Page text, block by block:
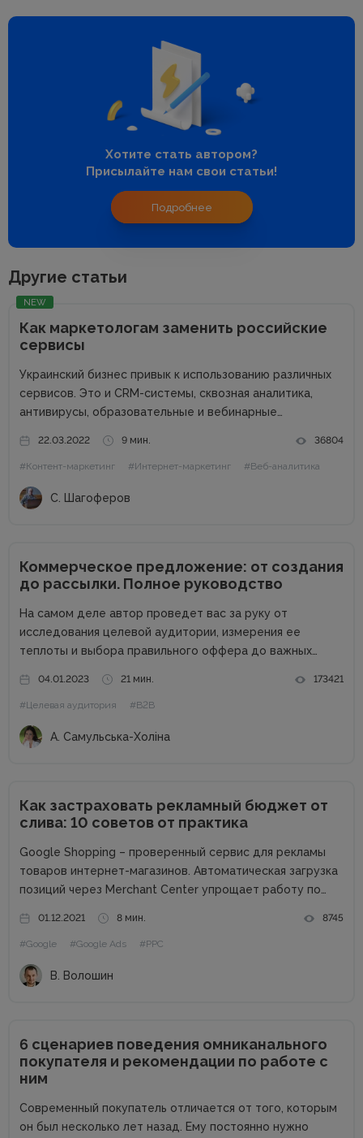
Хотите стать автором?
Присылайте нам свои статьи!
Подробнее
Другие статьи
NEW
Как маркетологам заменить российские
сервисы
Украинский бизнес привык к использованию различных
сервисов. Это и CRM-системы, сквозная аналитика,
антивирусы, образовательные и вебинарные
многие другие. Наша задача – перейти на
альтернативные сервисы и программы, чтобы не
поддерживать российского агрессора. Также
сотрудничество с...
22.03.2022 9 мин. 36804
#Контент-маркетинг #Интернет-маркетинг #Веб-аналитика
С. Шагоферов
Коммерческое предложение: от создания
до рассылки. Полное руководство
На самом деле автор проведет вас за руку от
исследования целевой аудитории, измерения ее
теплоты и выбора правильного оффера до важных
клиенту. В процессе составления и отправления
коммерческого предложения важен абсолютно каждый
этап, поэтому...
04.01.2023 21 мин. 173421
#Целевая аудитория #B2B
А. Самульська-Холіна
Как застраховать рекламный бюджет от
слива: 10 советов от практика
Google Shopping – проверенный сервис для рекламы
товаров интернет-магазинов. Автоматическая загрузка
позиций через Merchant Center упрощает работу по
Как правило, торговые кампании показывают высокую
эффективность, но помешать успеху могут ошибки и
01.12.2021 8 мин. 8745
#Google #Google Ads #PPC
В. Волошин
6 сценариев поведения омниканального
покупателя и рекомендации по работе с
ним
Современный покупатель отличается от того, которым
он был несколько лет назад. Ему постоянно нужно